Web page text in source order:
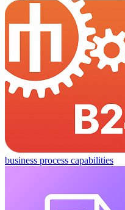
business process capabilities